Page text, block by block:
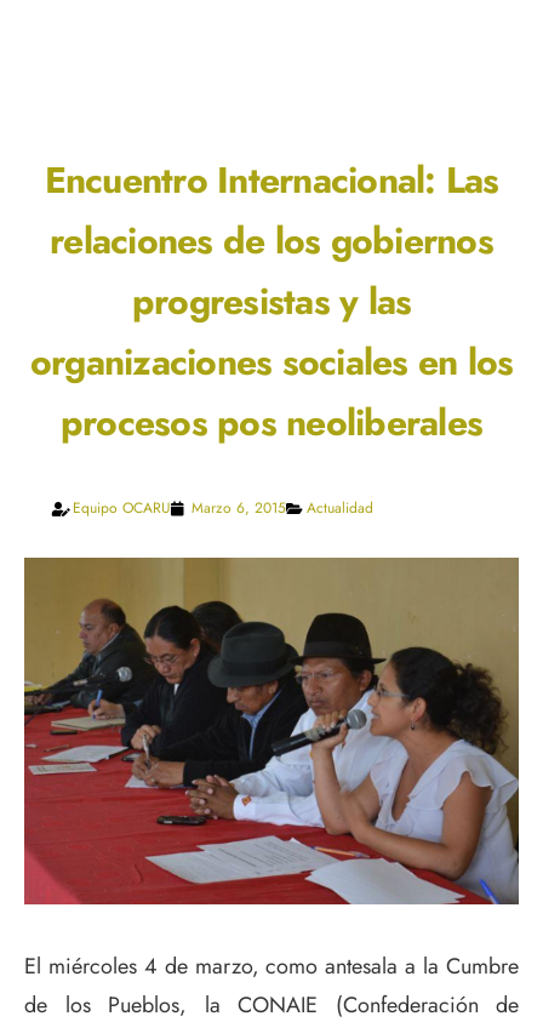
Encuentro Internacional: Las
relaciones de los gobiernos
progresistas y las
organizaciones sociales en los
procesos pos neoliberales
Equipo OCARU Marzo 6, 2015 Actualidad
El miércoles 4 de marzo, como antesala a la Cumbre
de los Pueblos, la CONAIE (Confederación de